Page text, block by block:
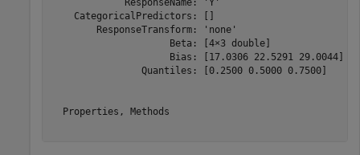
             ResponseName: 'Y'
    CategoricalPredictors: []
        ResponseTransform: 'none'
                     Beta: [4×3 double]
                     Bias: [17.0306 22.5291 29.0044]
                Quantiles: [0.2500 0.5000 0.7500]
  Properties, Methods